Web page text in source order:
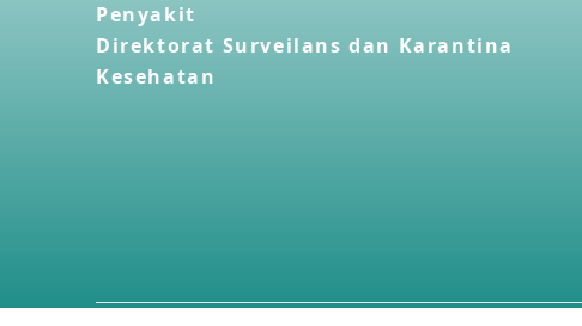
Penyakit
Direktorat Surveilans dan Karantina
Kesehatan